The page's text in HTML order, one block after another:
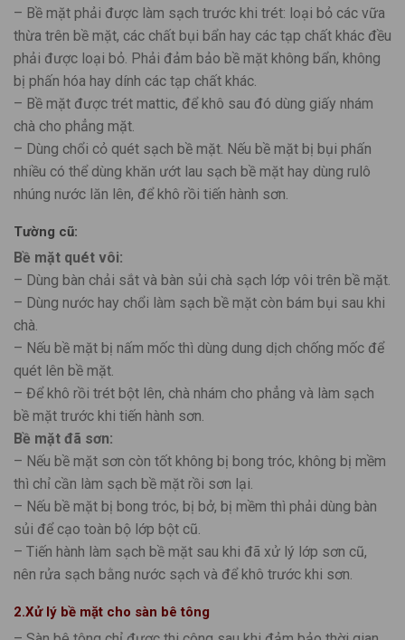
– Bề mặt phải được làm sạch trước khi trét: loại bỏ các vữa
thừa trên bề mặt, các chất bụi bẩn hay các tạp chất khác đều
phải được loại bỏ. Phải đảm bảo bề mặt không bẩn, không
bị phấn hóa hay dính các tạp chất khác.
– Bề mặt được trét mattic, để khô sau đó dùng giấy nhám
chà cho phẳng mặt.
– Dùng chổi cỏ quét sạch bề mặt. Nếu bề mặt bị bụi phấn
nhiều có thể dùng khăn ướt lau sạch bề mặt hay dùng rulô
nhúng nước lăn lên, để khô rồi tiến hành sơn.
Tường cũ:
Bề mặt quét vôi:
– Dùng bàn chải sắt và bàn sủi chà sạch lớp vôi trên bề mặt.
– Dùng nước hay chổi làm sạch bề mặt còn bám bụi sau khi
chà.
– Nếu bề mặt bị nấm mốc thì dùng dung dịch chống mốc để
quét lên bề mặt.
– Để khô rồi trét bột lên, chà nhám cho phẳng và làm sạch
bề mặt trước khi tiến hành sơn.
Bề mặt đã sơn:
– Nếu bề mặt sơn còn tốt không bị bong tróc, không bị mềm
thì chỉ cần làm sạch bề mặt rồi sơn lại.
– Nếu bề mặt bị bong tróc, bị bở, bị mềm thì phải dùng bàn
sủi để cạo toàn bộ lớp bột cũ.
– Tiến hành làm sạch bề mặt sau khi đã xử lý lớp sơn cũ,
nên rửa sạch bằng nước sạch và để khô trước khi sơn.
2.Xử lý bề mặt cho sàn bê tông